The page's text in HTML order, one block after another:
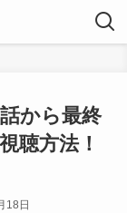
から最終
聴方法！
18日